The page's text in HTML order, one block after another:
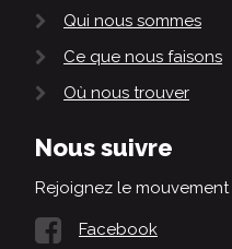
Qui nous sommes
Ce que nous faisons
Où nous trouver
Nous suivre
Rejoignez le
Facebook